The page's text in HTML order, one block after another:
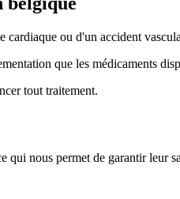
cardiaque ou d'un accident
que les médicaments
tout traitement.
qui nous permet de garantir leur